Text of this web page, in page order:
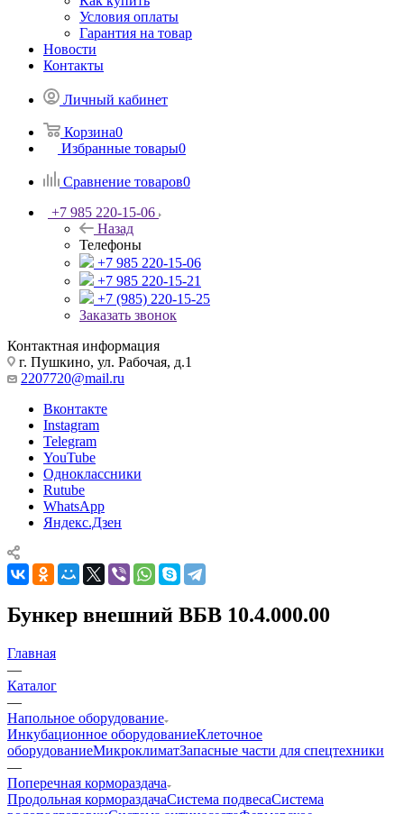
Условия оплаты
Гарантия на товар
Новости
Контакты
Личный кабинет
Корзина0
Избранные товары0
Сравнение товаров0
+7 985 220-15-06
Назад
Телефоны
+7 985 220-15-06
+7 985 220-15-21
+7 (985) 220-15-25
Заказать звонок
Контактная информация
г. Пушкино, ул. Рабочая, д.1
2207720@mail.ru
Вконтакте
Instagram
Telegram
YouTube
Одноклассники
Rutube
WhatsApp
Яндекс.Дзен
Бункер внешний ВБВ 10.4.000.00
Главная
—
Каталог
—
Напольное оборудование
Инкубационное оборудованиеКлеточное
оборудованиеМикроклиматЗапасные части для спецтехники
—
Поперечная кормораздача
Продольная кормораздачаСистема подвесаСистема